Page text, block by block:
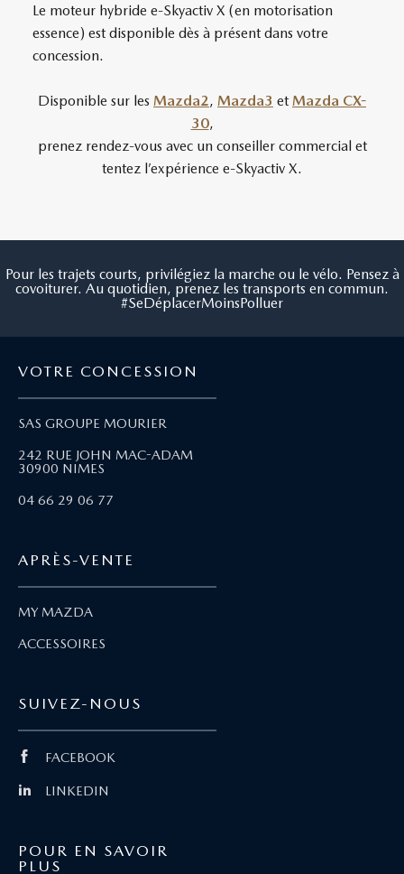
Le moteur hybride e-Skyactiv X (en motorisation
essence) est disponible dès à présent dans votre
concession.
Disponible sur les Mazda2, Mazda3 et Mazda CX-
30,
prenez rendez-vous avec un conseiller commercial et
tentez l’expérience e-Skyactiv X.
Pour les trajets courts, privilégiez la marche ou le vélo. Pensez à
covoiturer. Au quotidien, prenez les transports en commun.
#SeDéplacerMoinsPolluer
VOTRE CONCESSION
SAS GROUPE MOURIER
242 RUE JOHN MAC-ADAM
30900 NIMES
04 66 29 06 77
APRÈS-VENTE
MY MAZDA
ACCESSOIRES
SUIVEZ-NOUS
FACEBOOK
LINKEDIN
POUR EN SAVOIR
PLUS